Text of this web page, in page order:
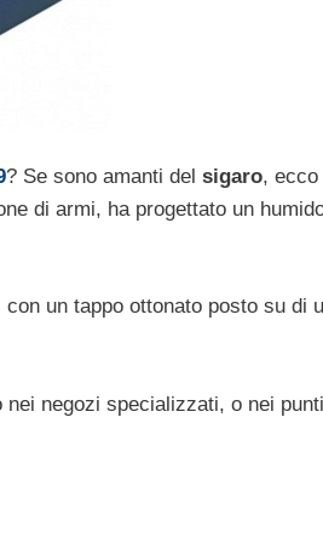
? Se sono amanti del sigaro, ecco
di armi, ha progettato un
un tappo ottonato posto su di
nei negozi specializzati, o nei punti